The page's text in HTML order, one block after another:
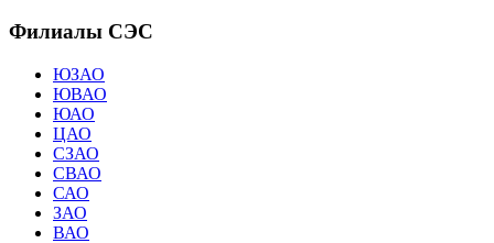
Филиалы СЭС
ЮЗАО
ЮВАО
ЮАО
ЦАО
СЗАО
СВАО
САО
ЗАО
ВАО